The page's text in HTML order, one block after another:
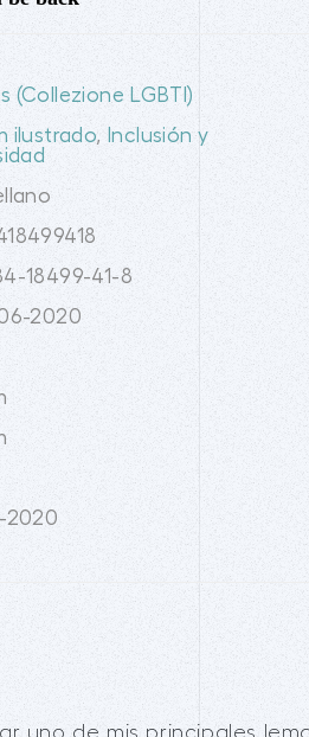
(Collezione LGBTI)
ilustrado, Inclusión y
18499-41-8
2020
2020
uno de mis principales